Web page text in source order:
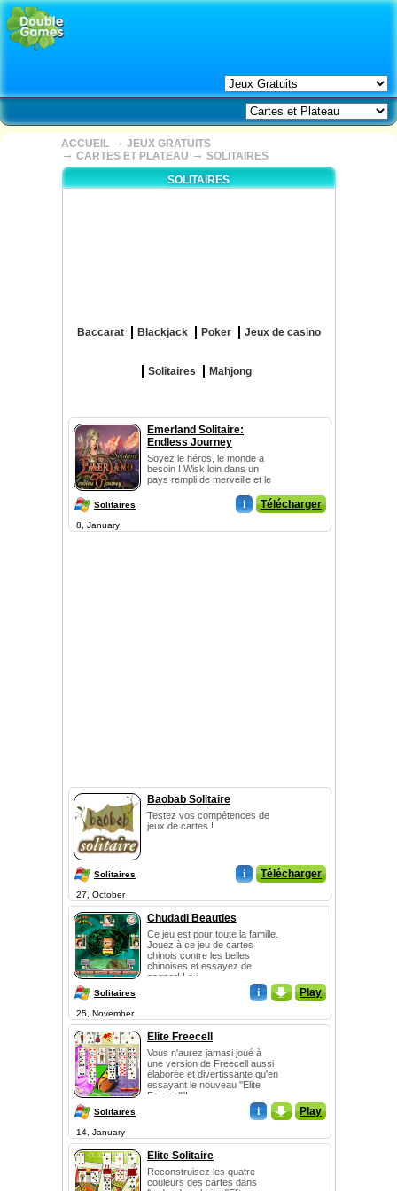
ACCUEIL → JEUX GRATUITS
→ CARTES ET PLATEAU → SOLITAIRES
SOLITAIRES
Baccarat Blackjack Poker Jeux de casino
Solitaires Mahjong
Emerland Solitaire:
Endless Journey
Soyez le héros, le monde a
besoin ! Wisk loin dans un
pays rempli de merveille et le
Solitaires i Télécharger
8, January
Baobab Solitaire
Testez vos compétences de
jeux de cartes !
Solitaires i Télécharger
27, October
Chudadi Beauties
Ce jeu est pour toute la famille.
Jouez à ce jeu de cartes
chinois contre les belles
chinoises et essayez de
gagner! Le j...
Solitaires i _ Play
25, November
Elite Freecell
Vous n'aurez jamasi joué à
une version de Freecell aussi
élaborée et divertissante qu'en
essayant le nouveau ''Elite
Freecell''!
Solitaires i _ Play
14, January
Elite Solitaire
Reconstruisez les quatre
couleurs des cartes dans